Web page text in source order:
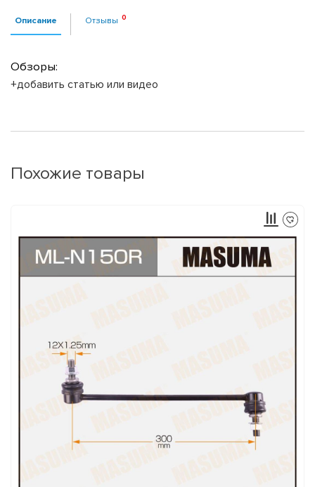
Описание Отзывы
Обзоры:
+добавить статью или видео
Похожие товары